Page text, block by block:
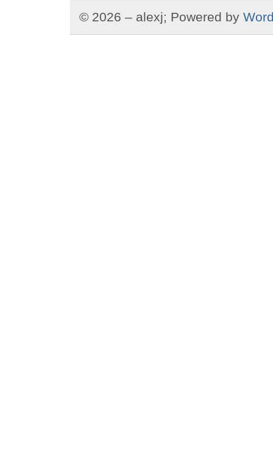
© 2026 – alexj; Powered by